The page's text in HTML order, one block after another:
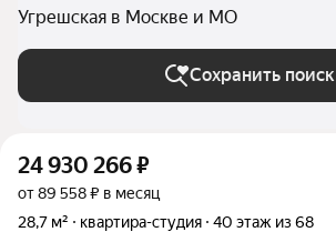
Угрешская в Москве и МО
Сохранить поиск
24 930 266₽
от 89 558 ₽ в месяц
28,7 м²
квартира-студия 40 этаж из 68